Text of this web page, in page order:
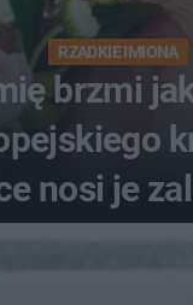
RZADKIE IMIONA
brzmi
nosi je
kobiety